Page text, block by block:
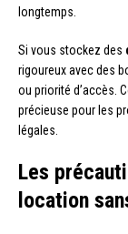
longtemps.
Si vous stockez des
rigoureux avec des
ou priorité d’accès.
précieuse pour les
légales.
Les
location